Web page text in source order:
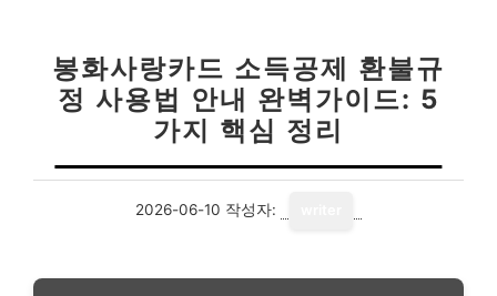
봉화사랑카드 소득공제 환불규
정 사용법 안내 완벽가이드: 5
가지 핵심 정리
2026-06-10 작성자: